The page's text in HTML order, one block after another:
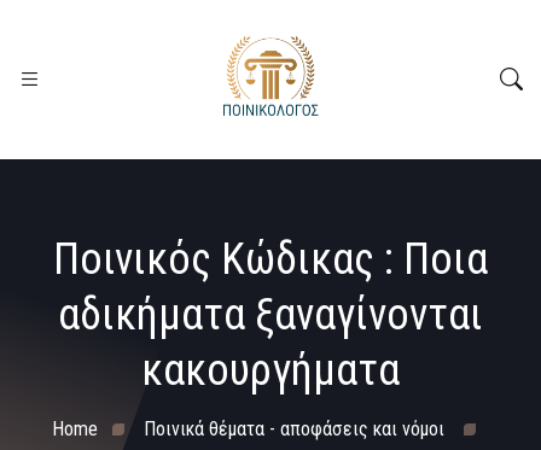
Ποινικός Κώδικας : Ποια
αδικήματα ξαναγίνονται
κακουργήματα
Home
Ποινικά θέματα - αποφάσεις και νόμοι